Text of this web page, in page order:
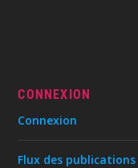
CONNEXION
Connexion
Flux des publications